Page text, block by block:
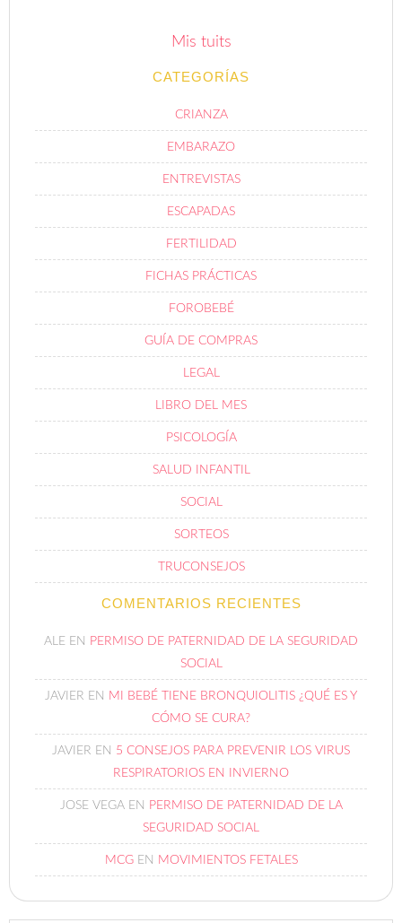
Mis tuits
CATEGORÍAS
CRIANZA
EMBARAZO
ENTREVISTAS
ESCAPADAS
FERTILIDAD
FICHAS PRÁCTICAS
FOROBEBÉ
GUÍA DE COMPRAS
LEGAL
LIBRO DEL MES
PSICOLOGÍA
SALUD INFANTIL
SOCIAL
SORTEOS
TRUCONSEJOS
COMENTARIOS RECIENTES
ALE EN PERMISO DE PATERNIDAD DE LA SEGURIDAD
SOCIAL
JAVIER EN MI BEBÉ TIENE BRONQUIOLITIS ¿QUÉ ES Y
CÓMO SE CURA?
JAVIER EN 5 CONSEJOS PARA PREVENIR LOS VIRUS
RESPIRATORIOS EN INVIERNO
JOSE VEGAEN PERMISO DE PATERNIDAD DE LA
SEGURIDAD SOCIAL
MCGEN MOVIMIENTOS FETALES